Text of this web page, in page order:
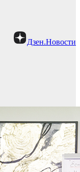
Дзен.Новости